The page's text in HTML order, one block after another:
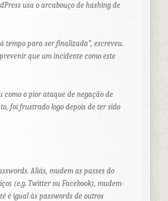
usa o arcabouço de hashing de
tempo para ser finalizada”, escreveu.
que um incidente como este
como o pior ataque de negação de
foi frustrado logo depois de ter sido
. Aliás, mudem as passes do
(e.g. Twitter ou Facebook), mudem-
é igual às passwords de outros